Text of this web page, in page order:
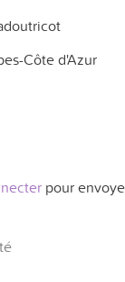
Côte d'Azur
pour